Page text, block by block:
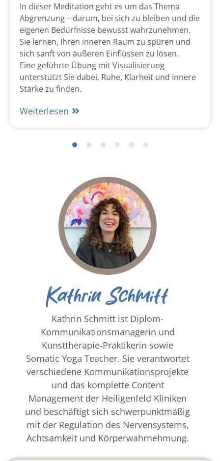
In dieser Meditation geht es um das Thema
Abgrenzung – darum, bei sich zu bleiben und die
eigenen Bedürfnisse bewusst wahrzunehmen.
Sie lernen, Ihren inneren Raum zu spüren und
sich sanft von äußeren Einflüssen zu lösen.
Eine geführte Übung mit Visualisierung
unterstützt Sie dabei, Ruhe, Klarheit und innere
Stärke zu finden.
Weiterlesen
Kathrin Schmitt
Kathrin Schmitt ist Diplom-
Kommunikationsmanagerin und
Kunsttherapie-Praktikerin sowie
Somatic Yoga Teacher. Sie verantwortet
verschiedene Kommunikationsprojekte
und das komplette Content
Management der Heiligenfeld Kliniken
und beschäftigt sich schwerpunktmäßig
mit der Regulation des Nervensystems,
Achtsamkeit und Körperwahrnehmung.